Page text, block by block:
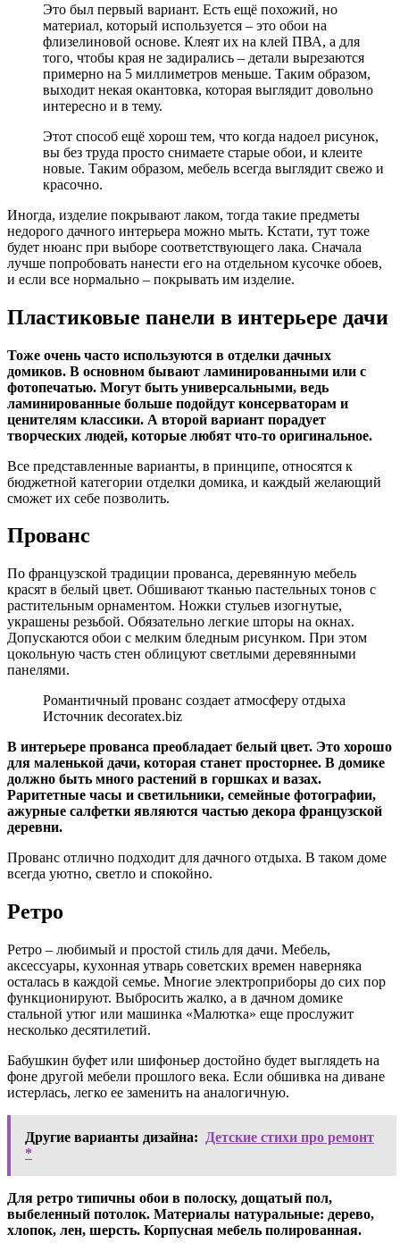
Это был первый вариант. Есть ещё похожий, но
материал, который используется – это обои на
флизелиновой основе. Клеят их на клей ПВА, а для
того, чтобы края не задирались – детали вырезаются
примерно на 5 миллиметров меньше. Таким образом,
выходит некая окантовка, которая выглядит довольно
интересно и в тему.
Этот способ ещё хорош тем, что когда надоел рисунок,
вы без труда просто снимаете старые обои, и клеите
новые. Таким образом, мебель всегда выглядит свежо и
красочно.
Иногда, изделие покрывают лаком, тогда такие предметы
недорого дачного интерьера можно мыть. Кстати, тут тоже
будет нюанс при выборе соответствующего лака. Сначала
лучше попробовать нанести его на отдельном кусочке обоев,
и если все нормально – покрывать им изделие.
Пластиковые панели в интерьере дачи
Тоже очень часто используются в отделки дачных
домиков. В основном бывают ламинированными или с
фотопечатью. Могут быть универсальными, ведь
ламинированные больше подойдут консерваторам и
ценителям классики. А второй вариант порадует
творческих людей, которые любят что-то оригинальное.
Все представленные варианты, в принципе, относятся к
бюджетной категории отделки домика, и каждый желающий
сможет их себе позволить.
Прованс
По французской традиции прованса, деревянную мебель
красят в белый цвет. Обшивают тканью пастельных тонов с
растительным орнаментом. Ножки стульев изогнутые,
украшены резьбой. Обязательно легкие шторы на окнах.
Допускаются обои с мелким бледным рисунком. При этом
цокольную часть стен облицуют светлыми деревянными
панелями.
Романтичный прованс создает атмосферу отдыха
Источник decoratex.biz
В интерьере прованса преобладает белый цвет. Это хорошо
для маленькой дачи, которая станет просторнее. В домике
должно быть много растений в горшках и вазах.
Раритетные часы и светильники, семейные фотографии,
ажурные салфетки являются частью декора французской
деревни.
Прованс отлично подходит для дачного отдыха. В таком доме
всегда уютно, светло и спокойно.
Ретро
Ретро – любимый и простой стиль для дачи. Мебель,
аксессуары, кухонная утварь советских времен наверняка
осталась в каждой семье. Многие электроприборы до сих пор
функционируют. Выбросить жалко, а в дачном домике
стальной утюг или машинка «Малютка» еще прослужит
несколько десятилетий.
Бабушкин буфет или шифоньер достойно будет выглядеть на
фоне другой мебели прошлого века. Если обшивка на диване
истерлась, легко ее заменить на аналогичную.
Другие варианты дизайна:
Детские стихи про ремонт
*
Для ретро типичны обои в полоску, дощатый пол,
выбеленный потолок. Материалы натуральные: дерево,
хлопок, лен, шерсть. Корпусная мебель полированная.